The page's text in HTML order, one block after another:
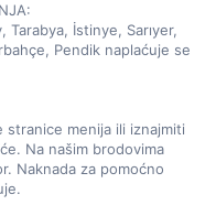
Tarabya, İstinye, Sarıyer,
Pendik naplaćuje se
menija ili iznajmiti
Na našim brodovima
Naknada za pomoćno